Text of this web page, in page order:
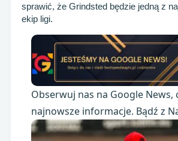
sprawić, że Grindsted będzie jedną z
ekip ligi.
Obserwuj nas na Google News,
najnowsze informacje. Bądź z